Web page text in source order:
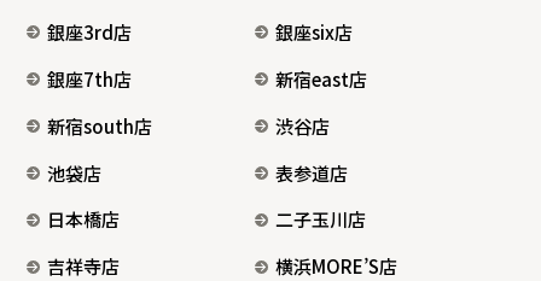
銀座3rd店
銀座six店
銀座7th店
新宿east店
新宿south店
渋谷店
池袋店
表参道店
日本橋店
二子玉川店
吉祥寺店
横浜MORE’S店